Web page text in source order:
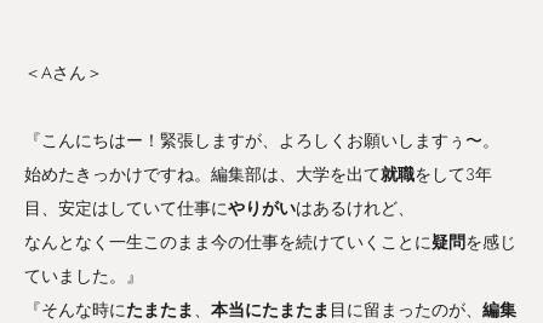
＜Aさん＞
『こんにちはー！緊張しますが、よろしくお願いしますぅ〜。
始めたきっかけですね。編集部は、大学を出て就職をして3年
目、安定はしていて仕事にやりがいはあるけれど、
なんとなく一生このまま今の仕事を続けていくことに疑問を感じ
ていました。』
『そんな時にたまたま、 本当にたまたま 目に留まったのが、 編集